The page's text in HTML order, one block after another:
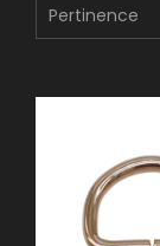
Pertinence